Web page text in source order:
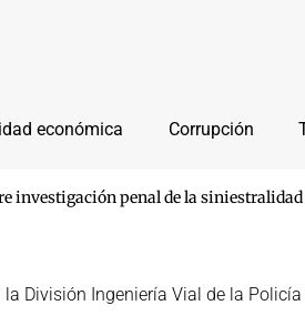
económica Corrupción
investigación penal de la
División Ingeniería Vial de la